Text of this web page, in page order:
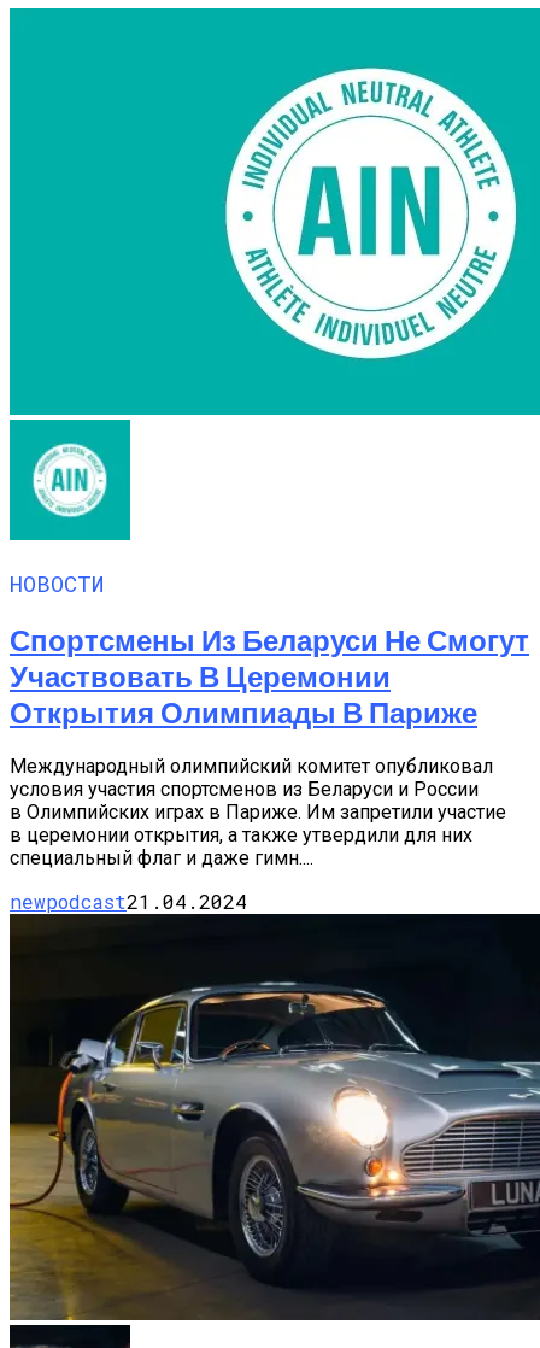
НОВОСТИ
Спортсмены Из Беларуси Не Смогут
Участвовать В Церемонии
Открытия Олимпиады В Париже
Международный олимпийский комитет опубликовал
условия участия спортсменов из Беларуси и России
в Олимпийских играх в Париже. Им запретили участие
в церемонии открытия, а также утвердили для них
специальный флаг и даже гимн....
newpodcast21.04.2024